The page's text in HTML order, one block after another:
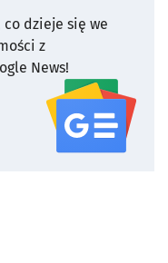
dzieje się we
z
News!
serwisu